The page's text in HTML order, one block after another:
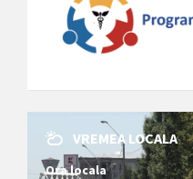
VREMEA LOCALA
Ora locala